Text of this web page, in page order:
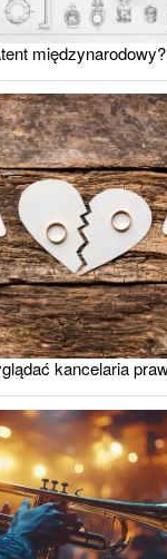
międzynarodowy?
kancelaria